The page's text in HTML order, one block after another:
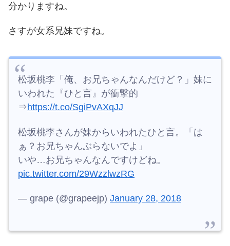
分かりますね。
さすが女系兄妹ですね。
松坂桃李「俺、お兄ちゃんなんだけど？」妹に
いわれた『ひと言』が衝撃的
⇒https://t.co/SgiPvAXqJJ
松坂桃李さんが妹からいわれたひと言。「は
ぁ？お兄ちゃんぶらないでよ」
いや…お兄ちゃんなんですけどね。
pic.twitter.com/29WzzlwzRG
— grape (@grapeejp) January 28, 2018